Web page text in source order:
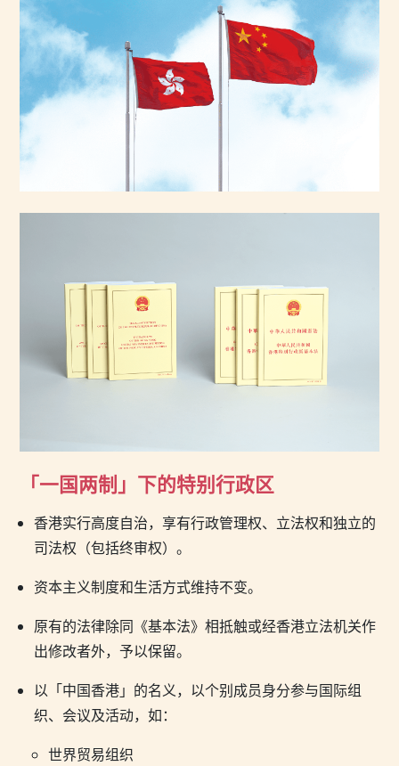
「一国两制」下的特别行政区
香港实行高度自治，享有行政管理权、立法权和独立的
司法权（包括终审权）。
资本主义制度和生活方式维持不变。
原有的法律除同《基本法》相抵触或经香港立法机关作
出修改者外，予以保留。
以「中国香港」的名义，以个别成员身分参与国际组
织、会议及活动，如：
世界贸易组织